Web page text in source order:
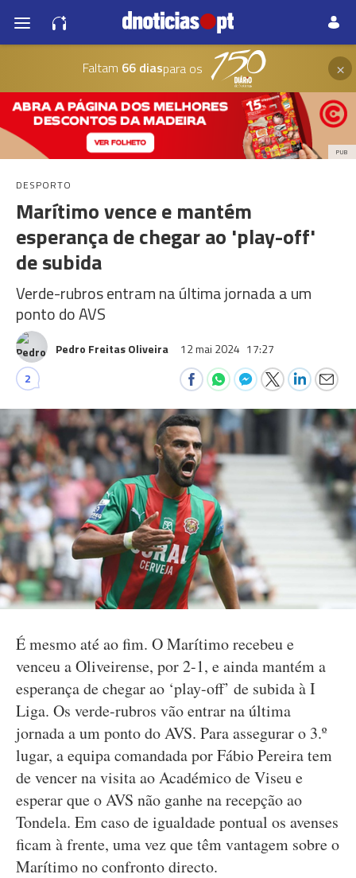
Faltam 66 diaspara os ×
PUB
DESPORTO
Marítimo vence e mantém
esperança de chegar ao 'play-off'
de subida
Verde-rubros entram na última jornada a um
ponto do AVS
Pedro Freitas Oliveira 12 mai 2024 17:27
2
É mesmo até ao fim. O Marítimo recebeu e
venceu a Oliveirense, por 2-1, e ainda mantém a
esperança de chegar ao ‘play-off’ de subida à I
Liga. Os verde-rubros vão entrar na última
jornada a um ponto do AVS. Para assegurar o 3.º
lugar, a equipa comandada por Fábio Pereira tem
de vencer na visita ao Académico de Viseu e
esperar que o AVS não ganhe na recepção ao
Tondela. Em caso de igualdade pontual os avenses
ficam à frente, uma vez que têm vantagem sobre o
Marítimo no confronto directo.